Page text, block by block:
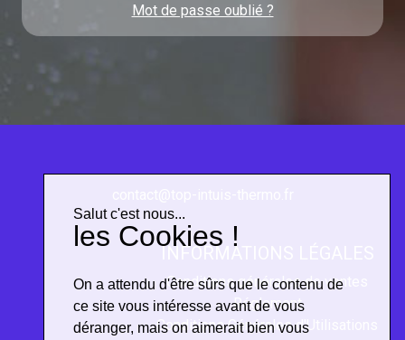
Salut c'est nous...
les Cookies !
On a attendu d'être sûrs que le contenu de
ce site vous intéresse avant de vous
déranger, mais on aimerait bien vous
Mot de passe oublié ?
INFORMATIONS LÉGALES
Conditions générales de ventes
Réglement
Conditions Générales d'Utilisations